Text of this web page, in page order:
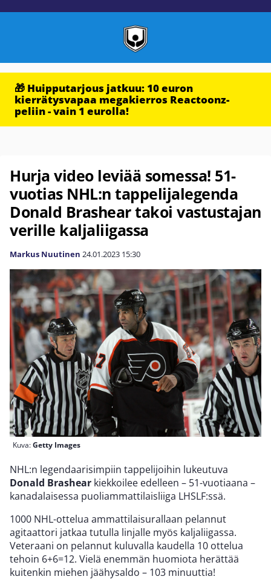
🎁 Huipputarjous jatkuu: 10 euron
kierrätysvapaa megakierros Reactoonz-
peliin - vain 1 eurolla!
Hurja video leviää somessa! 51-
vuotias NHL:n tappelijalegenda
Donald Brashear takoi vastustajan
verille kaljaliigassa
Markus Nuutinen 24.01.2023 15:30
Kuva:Getty Images
NHL:n legendaarisimpiin tappelijoihin lukeutuva
Donald Brashear kiekkoilee edelleen – 51-vuotiaana –
kanadalaisessa puoliammattilaisliiga LHSLF:ssä.
1000 NHL-ottelua ammattilaisurallaan pelannut
agitaattori jatkaa tutulla linjalle myös kaljaliigassa.
Veteraani on pelannut kuluvalla kaudella 10 ottelua
tehoin 6+6=12. Vielä enemmän huomiota herättää
kuitenkin miehen jäähysaldo – 103 minuuttia!